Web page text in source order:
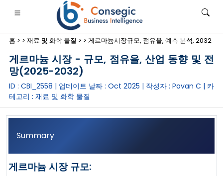
·금융·보험• 소비재
홈 > > 재료 및 화학 물질 > > 게르마늄시장규모, 점유율, 예측 분석, 2032
게르마늄 시장 - 규모, 점유율, 산업 동향 및 전
망(2025-2032)
ID : CBI_2558 | 업데이트 날짜 : Oct 2025 | 작성자 : Pavan C | 카
테고리 : 재료 및 화학 물질
Summary
게르마늄 시장 규모: